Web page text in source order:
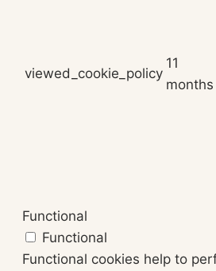
viewed_cookie_policy
11
months
Functional
Functional
Functional cookies help to